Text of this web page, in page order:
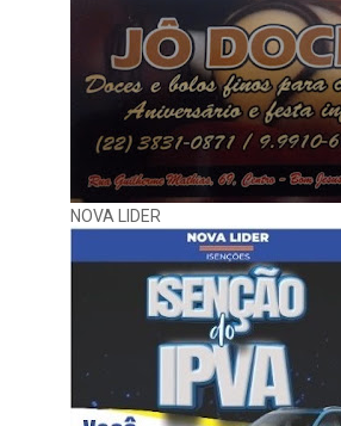
NOVA LIDER